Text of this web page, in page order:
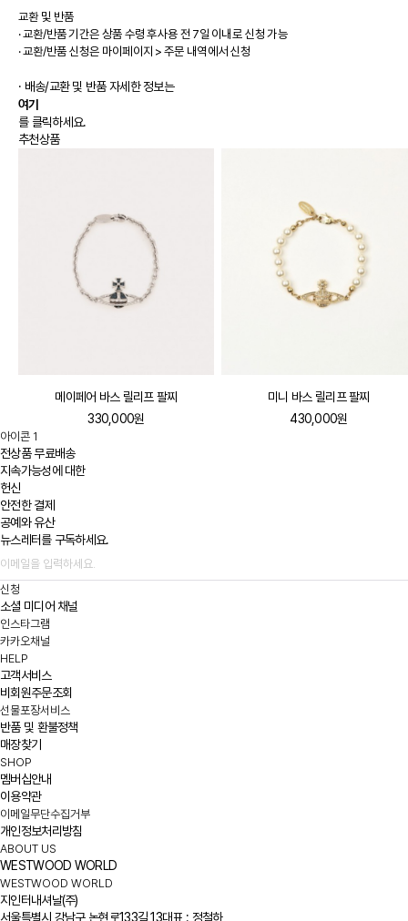
교환 및 반품
·교환/반품 기간은 상품 수령 후사용 전 7일 이내로 신청 가능
·교환/반품 신청은 마이페이지 > 주문 내역에서 신청
· 배송/교환 및 반품 자세한 정보는
여기
를 클릭하세요.
추천상품
메이페어 바스 릴리프 팔찌
330,000원
미니 바스 릴리프 팔찌
430,000원
아이콘 1
전상품 무료배송
지속가능성에 대한
헌신
안전한 결제
공예와 유산
뉴스레터를 구독하세요.
신청
소셜 미디어 채널
인스타그램
카카오채널
HELP
고객서비스
비회원주문조회
선물포장서비스
반품 및 환불정책
매장찾기
SHOP
멤버십안내
이용약관
이메일무단수집거부
개인정보처리방침
ABOUT US
WESTWOOD WORLD
WESTWOOD WORLD
지인터내셔날(주)
서울특별시 강남구 논현로133길 13대표 : 정철하